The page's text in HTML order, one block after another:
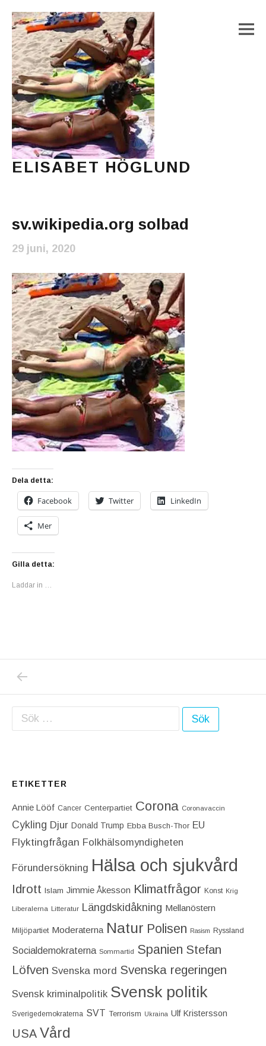
ELISABET HÖGLUND
sv.wikipedia.org solbad
29 juni, 2020
Dela detta:
Facebook Twitter LinkedIn
Mer
Gilla detta:
Laddar in …
Inläggsnavigering
Sök efter:
ETIKETTER
Annie Lööf Cancer Centerpartiet‎ Corona Coronavaccin
Cykling Djur Donald Trump Ebba Busch-Thor EU
Flyktingfrågan Folkhälsomyndigheten
Förundersökning Hälsa och sjukvård
Idrott Islam Jimmie Åkesson Klimatfrågor Konst Krig
Liberalerna Litteratur Längdskidåkning Mellanöstern
Miljöpartiet Moderaterna Natur Polisen Rasism Ryssland
Socialdemokraterna Sommartid Spanien Stefan
Löfven Svenska mord Svenska regeringen
Svensk kriminalpolitik Svensk politik
Sverigedemokraterna SVT Terrorism Ukraina Ulf Kristersson
USA Vård